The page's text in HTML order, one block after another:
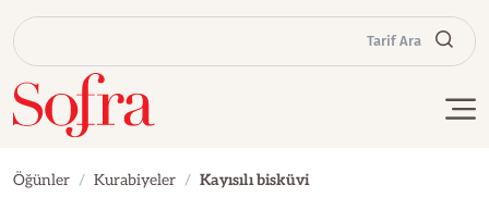
Tarif Ara
Öğünler Kurabiyeler Kayısılı bisküvi